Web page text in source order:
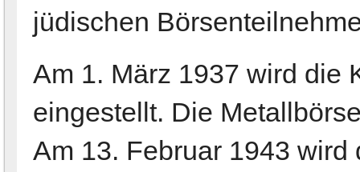
jüdischen
Am 1. März 1937 wird die
eingestellt. Die
Am 13. Februar 1943 wird